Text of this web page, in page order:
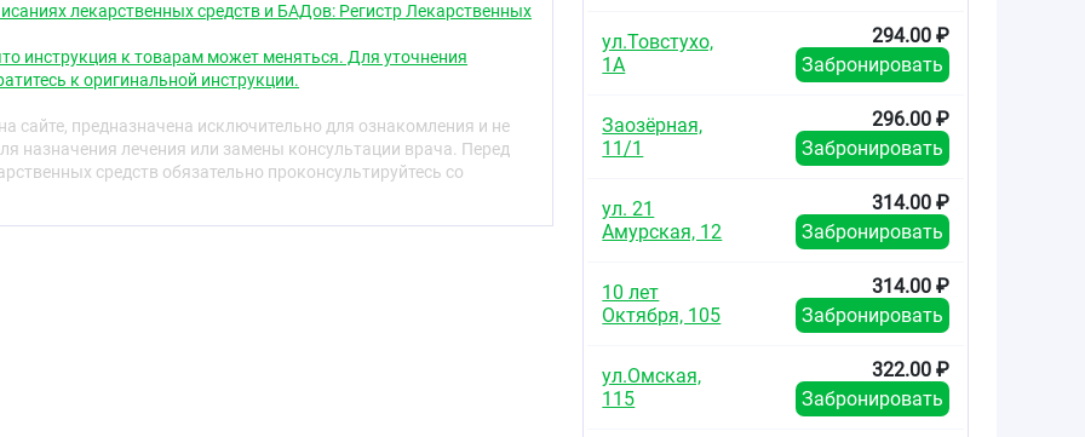
2, крышечка зелёного цвета, корпус — красновато-
— порошок белого или почти белого цвета.
1, крышечка — синего цвета, корпус — почти белого
белого или почти белого цвета.
группа
лекарственных средств и БАДов: Регистр Лекарственных
инструкция к товарам может меняться. Для уточнения
к оригинальной инструкции.
сайте, предназначена исключительно для ознакомления и не
назначения лечения или замены консультации врача. Перед
средств обязательно проконсультируйтесь со
ул.Товстухо,
1А
294.00 ₽
Забронировать
Заозёрная,
11/1
296.00 ₽
Забронировать
ул. 21
Амурская, 12
314.00 ₽
Забронировать
10 лет
Октября, 105
314.00 ₽
Забронировать
ул.Омская,
115
322.00 ₽
Забронировать